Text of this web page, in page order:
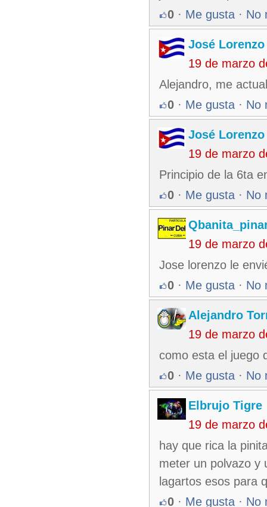
0 · Me gusta · No
José
19 de marzo
Alejandro, me
0 · Me gusta · No
José
19 de marzo
Principio de la 6ta
0 · Me gusta · No
19 de marzo
Jose lorenzo le
0 · Me gusta · No
Alejandro
19 de marzo
como esta el juego
0 · Me gusta · No
Elbrujo Tigre
19 de marzo
hay que rica la
meter un polvazo y
lagartos esos para
0 · Me gusta · No